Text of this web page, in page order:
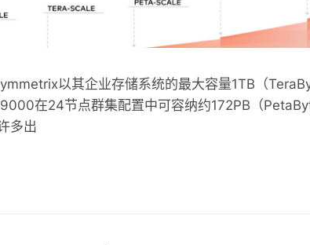
以其企业存储系统的最大容量1TB（
在24节点群集配置中可容纳约172PB（
多出